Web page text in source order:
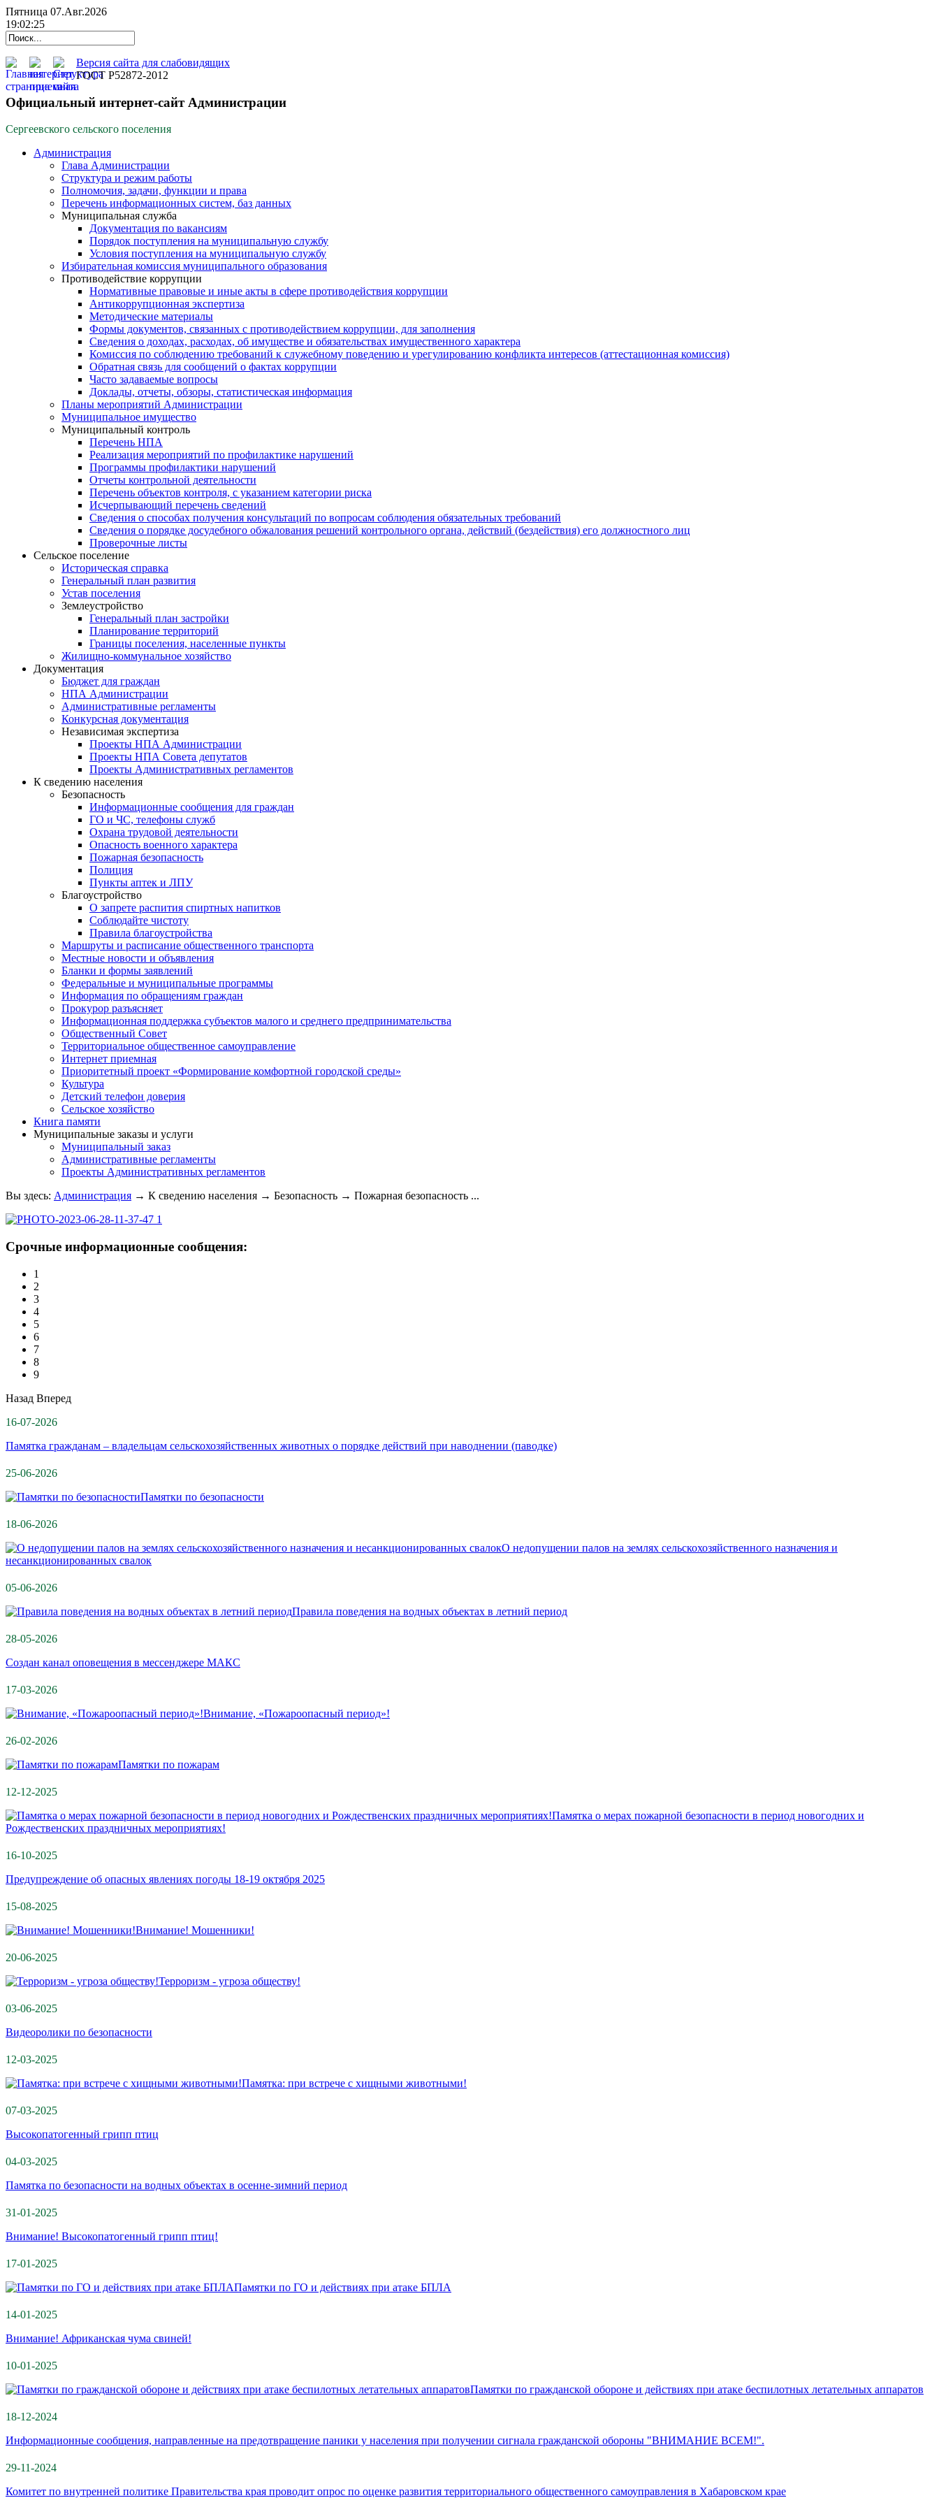
Пятница 07.Авг.2026
19:02:25
Версия сайта для слабовидящих
ГОСТ Р52872-2012
Официальный интернет-сайт Администрации
Сергеевского сельского поселения
Администрация
Глава Администрации
Структура и режим работы
Полномочия, задачи, функции и права
Перечень информационных систем, баз данных
Муниципальная служба
Документация по вакансиям
Порядок поступления на муниципальную службу
Условия поступления на муниципальную службу
Избирательная комиссия муниципального образования
Противодействие коррупции
Нормативные правовые и иные акты в сфере противодействия коррупции
Антикоррупционная экспертиза
Методические материалы
Формы документов, связанных с противодействием коррупции, для заполнения
Сведения о доходах, расходах, об имуществе и обязательствах имущественного характера
Комиссия по соблюдению требований к служебному поведению и урегулированию конфликта интересов (аттестационная комиссия)
Обратная связь для сообщений о фактах коррупции
Часто задаваемые вопросы
Доклады, отчеты, обзоры, статистическая информация
Планы мероприятий Администрации
Муниципальное имущество
Муниципальный контроль
Перечень НПА
Реализация мероприятий по профилактике нарушений
Программы профилактики нарушений
Отчеты контрольной деятельности
Перечень объектов контроля, с указанием категории риска
Исчерпывающий перечень сведений
Сведения о способах получения консультаций по вопросам соблюдения обязательных требований
Сведения о порядке досудебного обжалования решений контрольного органа, действий (бездействия) его должностного лиц
Проверочные листы
Сельское поселение
Историческая справка
Генеральный план развития
Устав поселения
Землеустройство
Генеральный план застройки
Планирование территорий
Границы поселения, населенные пункты
Жилищно-коммунальное хозяйство
Документация
Бюджет для граждан
НПА Администрации
Административные регламенты
Конкурсная документация
Независимая экспертиза
Проекты НПА Администрации
Проекты НПА Совета депутатов
Проекты Административных регламентов
К сведению населения
Безопасность
Информационные сообщения для граждан
ГО и ЧС, телефоны служб
Охрана трудовой деятельности
Опасность военного характера
Пожарная безопасность
Полиция
Пункты аптек и ЛПУ
Благоустройство
О запрете распития спиртных напитков
Соблюдайте чистоту
Правила благоустройства
Маршруты и расписание общественного транспорта
Местные новости и объявления
Бланки и формы заявлений
Федеральные и муниципальные программы
Информация по обращениям граждан
Прокурор разъясняет
Информационная поддержка субъектов малого и среднего предпринимательства
Общественный Совет
Территориальное общественное самоуправление
Интернет приемная
Приоритетный проект «Формирование комфортной городской среды»
Культура
Детский телефон доверия
Сельское хозяйство
Книга памяти
Муниципальные заказы и услуги
Муниципальный заказ
Административные регламенты
Проекты Административных регламентов
Вы здесь: Администрация → К сведению населения → Безопасность → Пожарная безопасность ...
Срочные информационные сообщения:
1
2
3
4
5
6
7
8
9
Назад Вперед
16-07-2026
Памятка гражданам – владельцам сельскохозяйственных животных о порядке действий при наводнении (паводке)
25-06-2026
Памятки по безопасности
18-06-2026
О недопущении палов на землях сельскохозяйственного назначения и
несанкционированных свалок
05-06-2026
Правила поведения на водных объектах в летний период
28-05-2026
Создан канал оповещения в мессенджере МАКС
17-03-2026
Внимание, «Пожароопасный период»!
26-02-2026
Памятки по пожарам
12-12-2025
Памятка о мерах пожарной безопасности в период новогодних и
Рождественских праздничных мероприятиях!
16-10-2025
Предупреждение об опасных явлениях погоды 18-19 октября 2025
15-08-2025
Внимание! Мошенники!
20-06-2025
Терроризм - угроза обществу!
03-06-2025
Видеоролики по безопасности
12-03-2025
Памятка: при встрече с хищными животными!
07-03-2025
Высокопатогенный грипп птиц
04-03-2025
Памятка по безопасности на водных объектах в осенне-зимний период
31-01-2025
Внимание! Высокопатогенный грипп птиц!
17-01-2025
Памятки по ГО и действиях при атаке БПЛА
14-01-2025
Внимание! Африканская чума свиней!
10-01-2025
Памятки по гражданской обороне и действиях при атаке беспилотных летательных аппаратов
18-12-2024
Информационные сообщения, направленные на предотвращение паники у населения при получении сигнала гражданской обороны "ВНИМАНИЕ ВСЕМ!".
29-11-2024
Комитет по внутренней политике Правительства края проводит опрос по оценке развития территориального общественного самоуправления в Хабаровском крае